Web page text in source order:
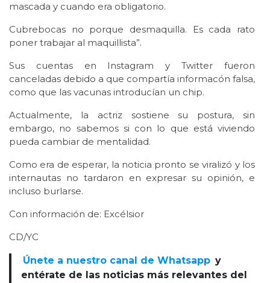
mascada y cuando era obligatorio.
Cubrebocas no porque desmaquilla. Es cada rato
poner trabajar al maquillista”.
Sus cuentas en Instagram y Twitter fueron
canceladas debido a que compartía informacón falsa,
como que las vacunas introducían un chip.
Actualmente, la actriz sostiene su postura, sin
embargo, no sabemos si con lo que está viviendo
pueda cambiar de mentalidad.
Como era de esperar, la noticia pronto se viralizó y los
internautas no tardaron en expresar su opinión, e
incluso burlarse.
Con información de: Excélsior
CD/YC
Únete a nuestro canal de Whatsapp y
entérate de las noticias más relevantes del